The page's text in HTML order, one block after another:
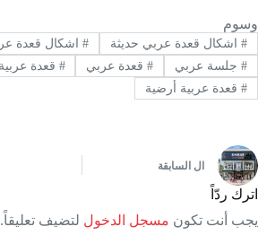
وسوم
#اشكال قعدة عربي حديثة #اشكال قعدة
#جلسة عربي #قعدة عربي # قعدة عربية
#قعدة عربية أرضية
ال السابقة
اترك ردّاً
يجب أنت تكون مسجل الدخول لتضيف تعليقاً.